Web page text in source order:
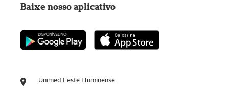
Unimed Leste Fluminense
Baixe nosso aplicativo